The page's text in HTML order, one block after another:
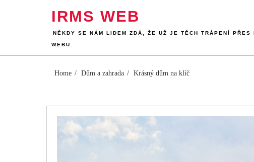
IRMS WEB
NĚKDY SE NÁM LIDEM ZDÁ, ŽE UŽ JE TĚCH TRÁPENÍ
WEBU.
Home Dům a zahrada Krásný dům na klíč